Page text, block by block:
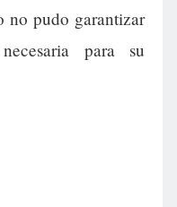
no pudo garantizar
para su